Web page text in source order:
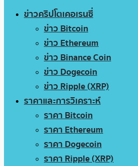
ข่าวคริปโตเคอเรนซี่
ข่าว Bitcoin
ข่าว Ethereum
ข่าว Binance Coin
ข่าว Dogecoin
ข่าว Ripple (XRP)
ราคาและการวิเคราะห์
ราคา Bitcoin
ราคา Ethereum
ราคา Dogecoin
ราคา Ripple (XRP)